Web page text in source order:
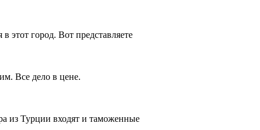
этот город. Вот представляете
Все дело в цене.
из Турции входят и таможенные